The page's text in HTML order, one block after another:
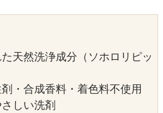
天然洗浄成分（ソホロリピッ
・合成香料・着色料不使用
しい洗剤